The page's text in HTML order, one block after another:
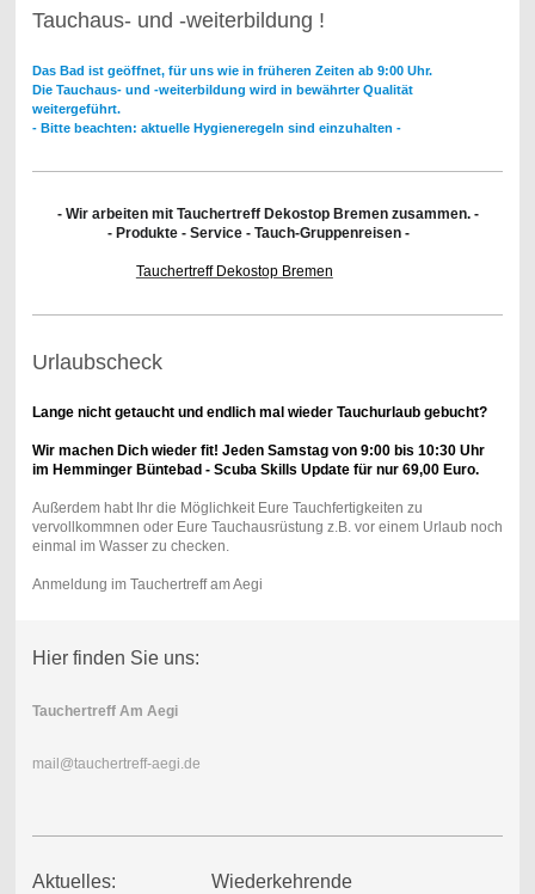
Tauchaus- und -weiterbildung !
Das Bad ist geöffnet, für uns wie in früheren Zeiten ab 9:00 Uhr.
Die Tauchaus- und -weiterbildung wird in bewährter Qualität
weitergeführt.
- Bitte beachten: aktuelle Hygieneregeln sind einzuhalten -
- Wir arbeiten mit Tauchertreff Dekostop Bremen zusammen. -
- Produkte - Service - Tauch-Gruppenreisen -
Tauchertreff Dekostop Bremen
Urlaubscheck
Lange nicht getaucht und endlich mal wieder Tauchurlaub gebucht?
Wir machen Dich wieder fit! Jeden Samstag von 9:00 bis 10:30 Uhr
im Hemminger Büntebad - Scuba Skills Update für nur 69,00 Euro.
Außerdem habt Ihr die Möglichkeit Eure Tauchfertigkeiten zu
vervollkommnen oder Eure Tauchausrüstung z.B. vor einem Urlaub noch
einmal im Wasser zu checken.
Anmeldung im Tauchertreff am Aegi
Hier finden Sie uns:
Tauchertreff Am Aegi
mail@tauchertreff-aegi.de
Aktuelles: Wiederkehrende